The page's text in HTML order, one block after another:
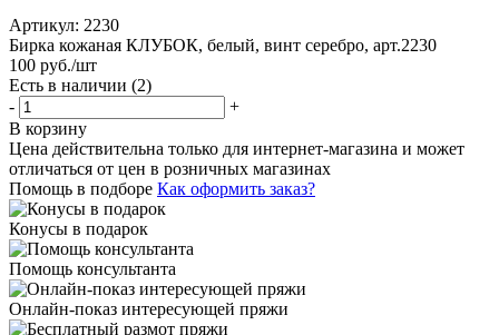
Артикул: 2230
Бирка кожаная КЛУБОК, белый, винт серебро, арт.2230
100 руб./шт
Есть в наличии (2)
-
+
В корзину
Цена действительна только для интернет-магазина и может
отличаться от цен в розничных магазинах
Помощь в подборе Как оформить заказ?
Конусы в подарок
Помощь консультанта
Онлайн-показ интересующей пряжи